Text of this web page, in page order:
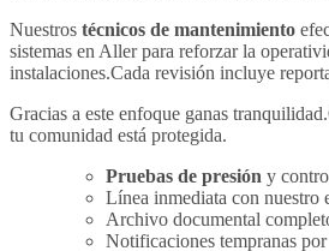
Nuestros técnicos de mantenimiento
sistemas en Aller para reforzar la
instalaciones.Cada revisión incluye
Gracias a este enfoque ganas
tu comunidad está protegida.
Pruebas de presión y
Línea inmediata con nuestro
Archivo documental
Notificaciones tempranas